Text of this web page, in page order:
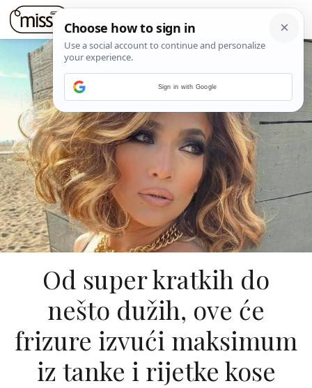
Od super kratkih do
nešto dužih, ove će
frizure izvući maksimum
iz tanke i rijetke kose
Sign in with Google